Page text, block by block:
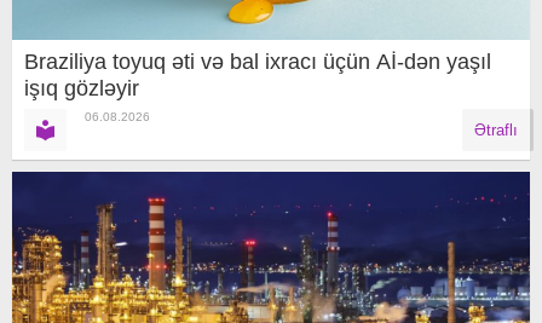
Braziliya toyuq əti və bal ixracı üçün Aİ-dən yaşıl
işıq gözləyir
06.08.2026
Ətraflı